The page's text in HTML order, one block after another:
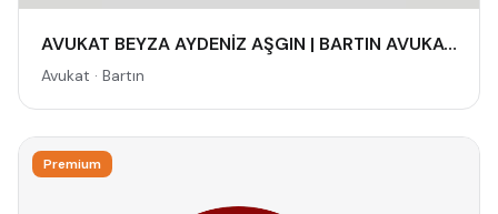
AVUKAT BEYZA AYDENİZ AŞGIN | BARTIN AVUKAT | HUKUK VE ARABULUCULUK BÜROSU - AİLE, CEZA, İŞ HUKUKU, BOŞANMA AVUKATI
Avukat · Bartın
Premium